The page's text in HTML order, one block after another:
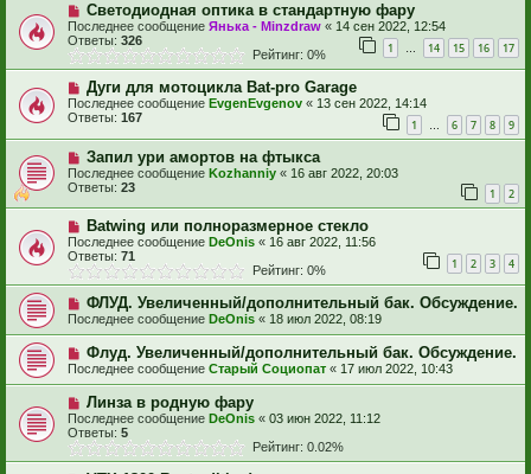
Светодиодная оптика в стандартную фару
Последнее сообщение Янька - Minzdraw « 14 сен 2022, 12:54
Ответы: 326 1 … 14 15 16 17
Рейтинг: 0%
Дуги для мотоцикла Bat-pro Garage
Последнее сообщение EvgenEvgenov « 13 сен 2022, 14:14
Ответы: 167 1 … 6 7 8 9
Запил ури амортов на фтыкса
Последнее сообщение Kozhanniy « 16 авг 2022, 20:03
Ответы: 23 1 2
Batwing или полноразмерное стекло
Последнее сообщение DeOnis « 16 авг 2022, 11:56
Ответы: 71 1 2 3 4
Рейтинг: 0%
ФЛУД. Увеличенный/дополнительный бак. Обсуждение.
Последнее сообщение DeOnis « 18 июл 2022, 08:19
Флуд. Увеличенный/дополнительный бак. Обсуждение.
Последнее сообщение Старый Социопат « 17 июл 2022, 10:43
Линза в родную фару
Последнее сообщение DeOnis « 03 июн 2022, 11:12
Ответы: 5
Рейтинг: 0.02%